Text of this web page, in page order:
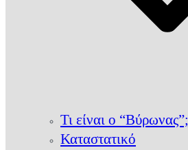
Τι είναι ο “Βύρωνας”;
Καταστατικό